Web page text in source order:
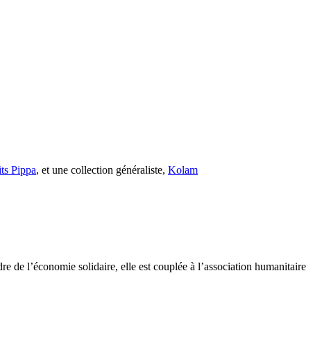
Pippa, et une collection généraliste, Kolam
de l’économie solidaire, elle est couplée à l’association humanitaire